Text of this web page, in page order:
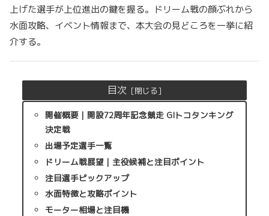
上げた選手が上位進出の鍵を握る。ドリーム戦の顔ぶれから
水面攻略、イベント情報まで、本大会の見どころを一挙に紹
介する。
目次
開催概要｜開設72周年記念競走 GIトコタンキング
決定戦
出場予定選手一覧
ドリーム戦展望｜主役候補と注目ポイント
注目選手ピックアップ
水面特徴と攻略ポイント
モーター相場と注目機